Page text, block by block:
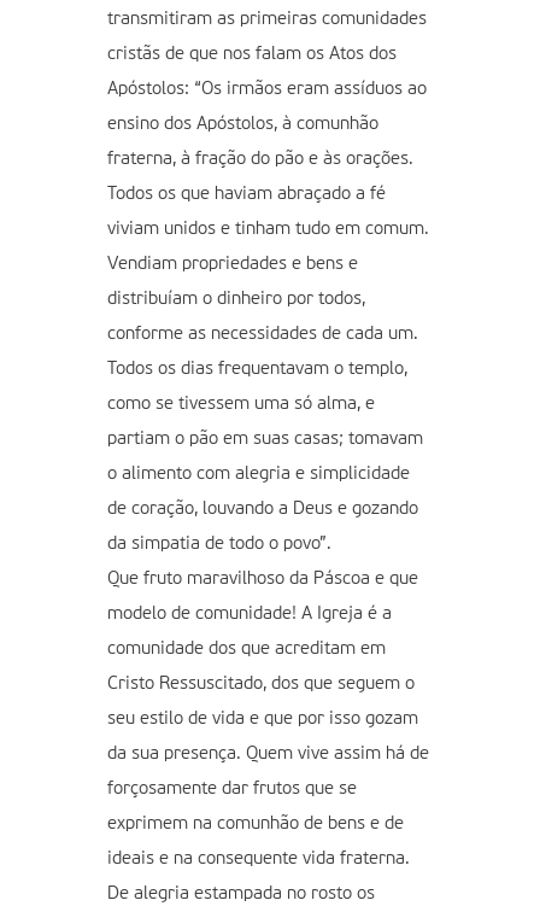
transmitiram as primeiras comunidades
cristãs de que nos falam os Atos dos
Apóstolos: “Os irmãos eram assíduos ao
ensino dos Apóstolos, à comunhão
fraterna, à fração do pão e às orações.
Todos os que haviam abraçado a fé
viviam unidos e tinham tudo em comum.
Vendiam propriedades e bens e
distribuíam o dinheiro por todos,
conforme as necessidades de cada um.
Todos os dias frequentavam o templo,
como se tivessem uma só alma, e
partiam o pão em suas casas; tomavam
o alimento com alegria e simplicidade
de coração, louvando a Deus e gozando
da simpatia de todo o povo”.
Que fruto maravilhoso da Páscoa e que
modelo de comunidade! A Igreja é a
comunidade dos que acreditam em
Cristo Ressuscitado, dos que seguem o
seu estilo de vida e que por isso gozam
da sua presença. Quem vive assim há de
forçosamente dar frutos que se
exprimem na comunhão de bens e de
ideais e na consequente vida fraterna.
De alegria estampada no rosto os